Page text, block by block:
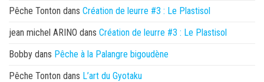
Pêche Tonton dans Création de leurre #3 : Le Plastisol
jean michel ARINO dans Création de leurre #3 : Le Plastisol
Bobby dans Pêche à la Palangre bigoudène
Pêche Tonton dans L’art du Gyotaku